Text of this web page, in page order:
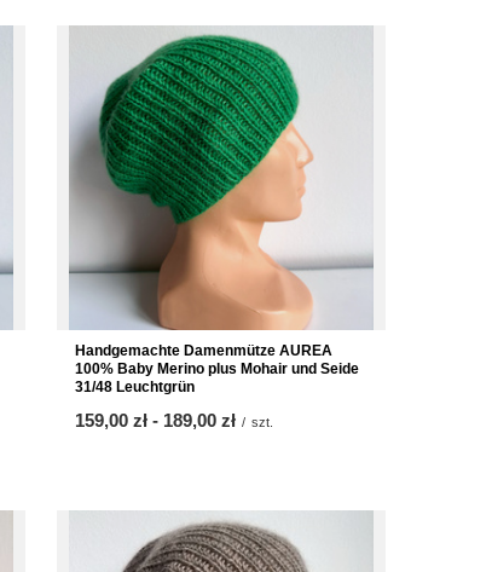
Handgemachte Damenmütze AUREA
100% Baby Merino plus Mohair und Seide
31/48 Leuchtgrün
ab
159,00 zł - bis
189,00 zł / szt.